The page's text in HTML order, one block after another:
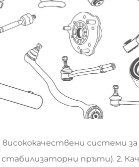
системи за
пръти). 2.